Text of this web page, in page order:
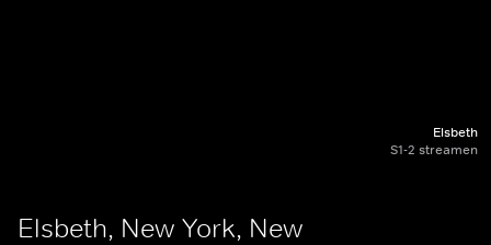
Elsbeth
S1-2 streamen
Elsbeth, New York, New